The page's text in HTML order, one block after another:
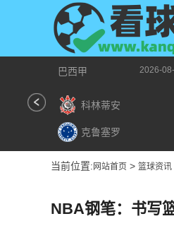
巴西甲 2026-
科林蒂安
克鲁塞罗
当前位置: 网站首页 > 篮球资讯
NBA钢笔：书写